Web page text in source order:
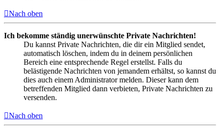
Nach oben
Ich bekomme ständig unerwünschte Private Nachrichten!
Du kannst Private Nachrichten, die dir ein Mitglied sendet,
automatisch löschen, indem du in deinem persönlichen
Bereich eine entsprechende Regel erstellst. Falls du
belästigende Nachrichten von jemandem erhältst, so kannst du
dies auch einem Administrator melden. Dieser kann dem
betreffenden Mitglied dann verbieten, Private Nachrichten zu
versenden.
Nach oben